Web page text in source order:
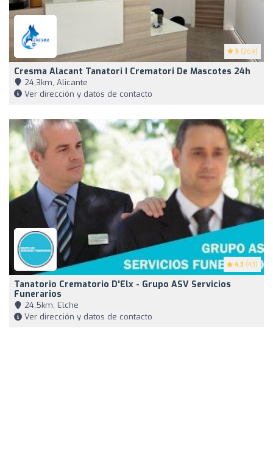
5 (269)
Cresma Alacant Tanatori I Crematori De Mascotes 24h
24,3km, Alicante
Ver dirección y datos de contacto
4.3 (43)
Tanatorio Crematorio D'Elx - Grupo ASV Servicios
Funerarios
24,5km, Elche
Ver dirección y datos de contacto